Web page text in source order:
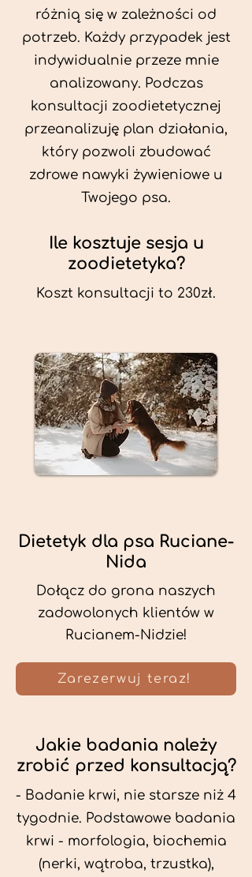
różnią się w zależności od
potrzeb. Każdy przypadek jest
indywidualnie przeze mnie
analizowany. Podczas
konsultacji zoodietetycznej
przeanalizuję plan działania,
który pozwoli zbudować
zdrowe nawyki żywieniowe u
Twojego psa.
Ile kosztuje sesja u
zoodietetyka?
Koszt konsultacji to 230zł.
Dietetyk dla psa Ruciane-
Nida
Dołącz do grona naszych
zadowolonych klientów w
Rucianem-Nidzie!
Zarezerwuj teraz!
Jakie badania należy
zrobić przed konsultacją?
- Badanie krwi, nie starsze niż 4
tygodnie. Podstawowe badania
krwi - morfologia, biochemia
(nerki, wątroba, trzustka),